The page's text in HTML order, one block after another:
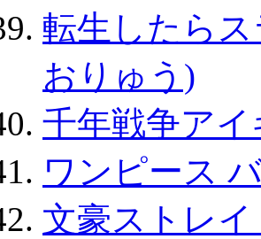
転生したら
おりゅう)
千年戦争アイ
ワンピース
文豪ストレ